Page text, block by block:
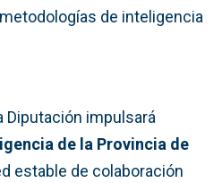
de inteligencia
Diputación impulsará
de la Provincia de
estable de colaboración